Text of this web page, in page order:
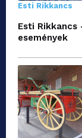
Esti Rikkancs
Esti Rikkancs
események